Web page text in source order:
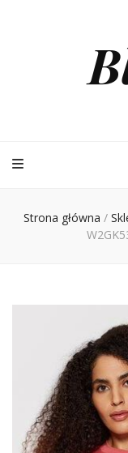
Strona główna /